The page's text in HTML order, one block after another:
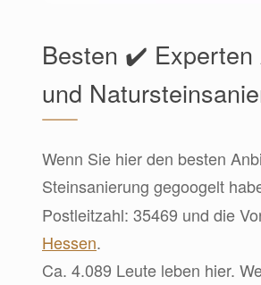
Besten ✔️ Experten
und
Wenn Sie hier den besten
Steinsanierung gegoogelt
Postleitzahl: 35469 und die
Hessen.
Ca. 4.089 Leute leben hier.